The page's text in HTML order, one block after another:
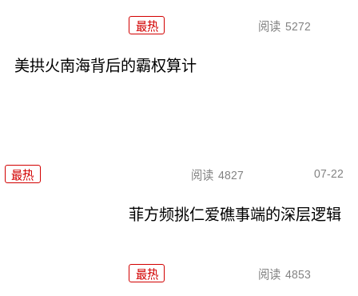
最热 阅读 5272
美拱火南海背后的霸权算计
最热 阅读 4827 07-22
菲方频挑仁爱礁事端的深层逻辑
最热 阅读 4853